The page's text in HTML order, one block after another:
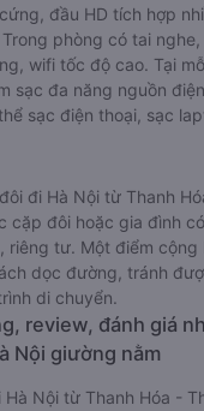
đầu HD tích hợp
phòng có tai
wifi tốc độ cao. Tại
sạc đa năng nguồn
sạc điện thoại, sạc
đi Hà Nội từ Thanh
cặp đôi hoặc gia đình
riêng tư. Một điểm cộng
dọc đường, tránh
di chuyển.
review, đánh giá
Nội giường nằm
Nội từ Thanh Hóa -